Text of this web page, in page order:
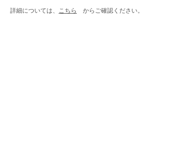
詳細については、 こちら からご確認ください。